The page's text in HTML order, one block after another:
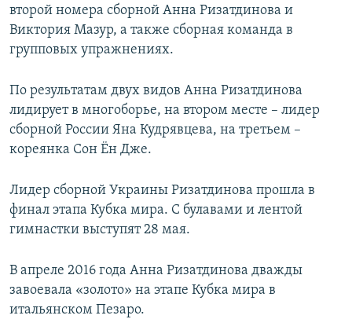
второй номера сборной Анна Ризатдинова и
Виктория Мазур, а также сборная команда в
групповых упражнениях.
По результатам двух видов Анна Ризатдинова
лидирует в многоборье, на втором месте – лидер
сборной России Яна Кудрявцева, на третьем –
кореянка Сон Ён Дже.
Лидер сборной Украины Ризатдинова прошла в
финал этапа Кубка мира. С булавами и лентой
гимнастки выступят 28 мая.
В апреле 2016 года Анна Ризатдинова дважды
завоевала «золото» на этапе Кубка мира в
итальянском Пезаро.